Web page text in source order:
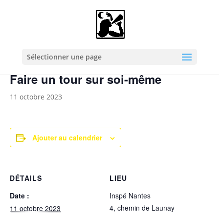
Sélectionner une page
Cet évènement est passé.
Faire un tour sur soi-même
11 octobre 2023
Ajouter au calendrier
DÉTAILS
Date :
11 octobre 2023
LIEU
Inspé Nantes
4, chemin de Launay